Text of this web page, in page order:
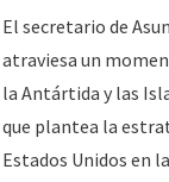
El secretario de
atraviesa un
la Antártida y las
que plantea la
Estados Unidos en